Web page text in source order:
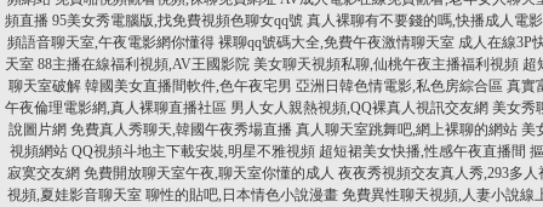
頻直播 95美女秀電腦版,找免費視頻色聊女qq號 真人裸聊有不要錢的嗎,快播成人電
頻語音聊天室,午夜電影網你懂得 裸聊qq號碼大全,免費午夜激情聊天室 成人在線3P
天室 88主播在線福利視頻,AV王國影院 美女聊天視頻私聊,仙桃午夜主播福利視頻 超
聊天室破解 韓國美女直播間軟件,色午夜宅男 亞洲日韓色情電影,私色房綜合區 真實
午夜倫理電影網,真人裸聊直播社區 男人女人親熱視頻,QQ裸真人視訊交友網 美女秀
說圖片網 免費真人秀聊天,韓國午夜秀場直播 真人聊天室跳舞吧,網上裸聊的網站 美
視頻網站 QQ視頻斗地主下載安裝,明星不雅視頻 超短裙美女快播,性感午夜直播間
寂寞交友網 免費開放聊天室午夜,聊天室你懂的成人 夜夜秀視頻交友真人秀,293多人
視頻,夏娃影音聊天室 聊性的貼吧,日本情色小說漫畫 免費異性聊天視頻,人妻小說線